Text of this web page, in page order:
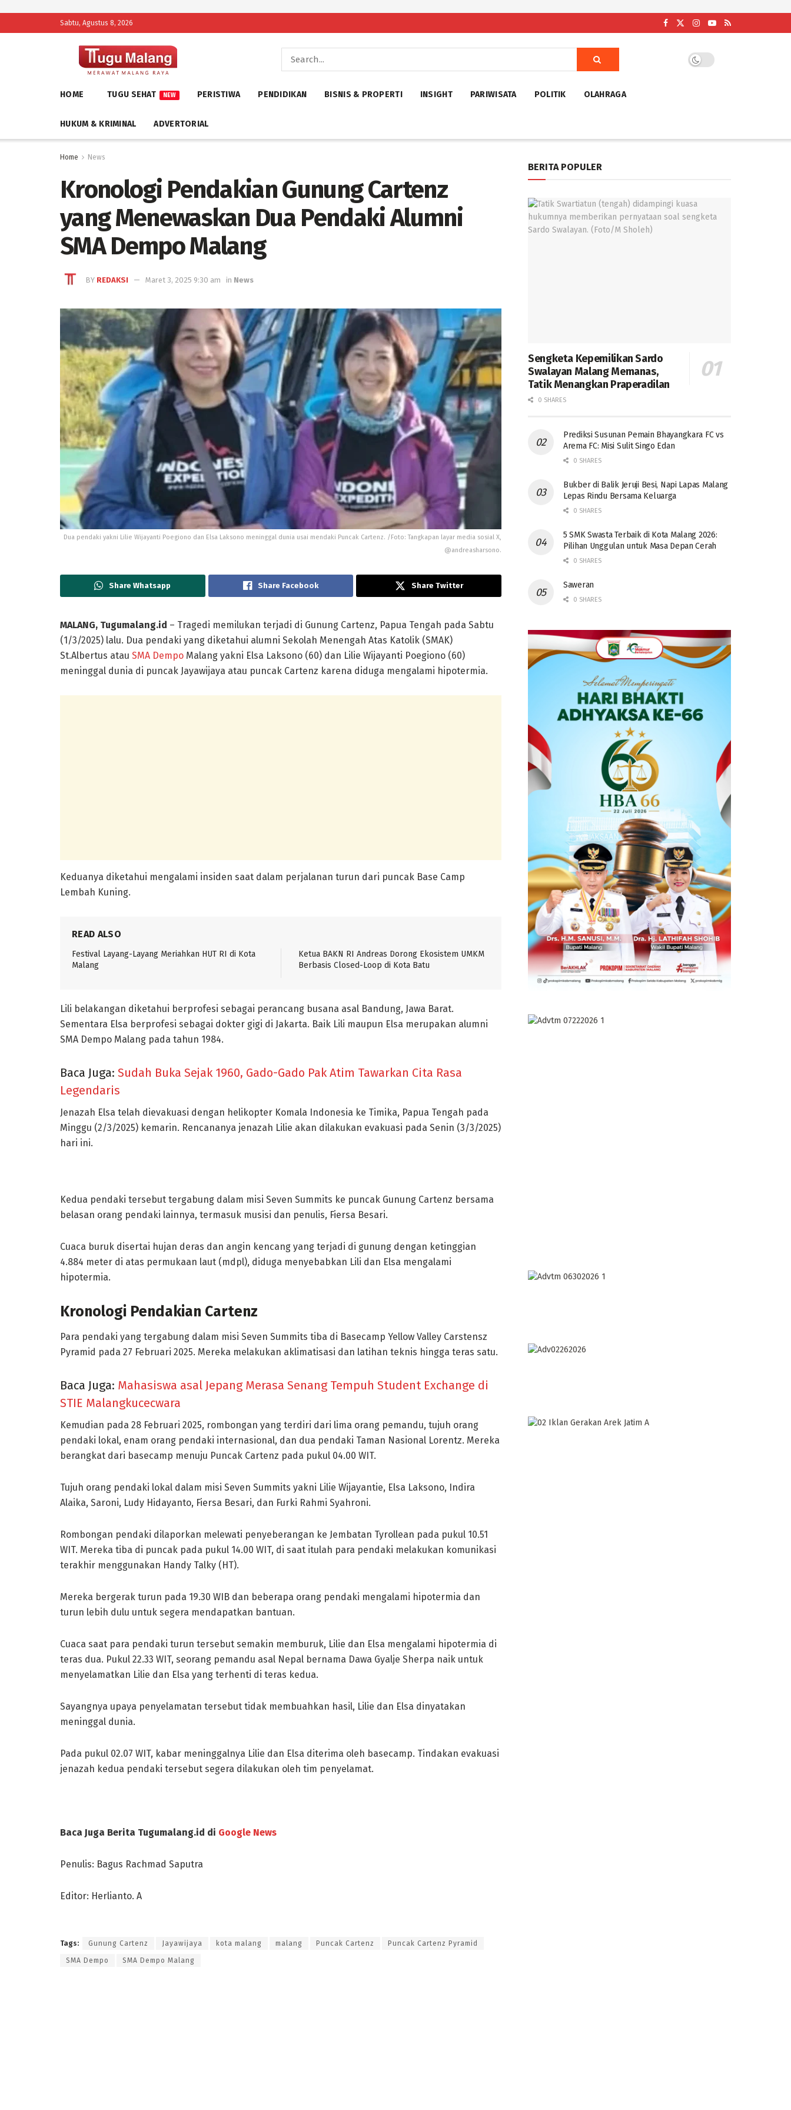
Sabtu, Agustus 8, 2026
HOME TUGU SEHAT NEW PERISTIWA PENDIDIKAN BISNIS & PROPERTI INSIGHT PARIWISATA POLITIK OLAHRAGA
HUKUM & KRIMINAL ADVERTORIAL
Home News
Kronologi Pendakian Gunung Cartenz
yang Menewaskan Dua Pendaki Alumni
SMA Dempo Malang
BY REDAKSI Maret 3, 2025 9:30 am in News
Dua pendaki yakni Lilie Wijayanti Poegiono dan Elsa Laksono meninggal dunia usai mendaki Puncak Cartenz. /Foto: Tangkapan layar media sosial X,
@andreasharsono.
Share Whatsapp Share Facebook Share Twitter
MALANG, Tugumalang.id – Tragedi memilukan terjadi di Gunung Cartenz, Papua Tengah pada Sabtu
(1/3/2025) lalu. Dua pendaki yang diketahui alumni Sekolah Menengah Atas Katolik (SMAK)
St.Albertus atau SMA Dempo Malang yakni Elsa Laksono (60) dan Lilie Wijayanti Poegiono (60)
meninggal dunia di puncak Jayawijaya atau puncak Cartenz karena diduga mengalami hipotermia.
Keduanya diketahui mengalami insiden saat dalam perjalanan turun dari puncak Base Camp
Lembah Kuning.
READ ALSO
Festival Layang-Layang Meriahkan HUT RI di Kota
Malang
Ketua BAKN RI Andreas Dorong Ekosistem UMKM
Berbasis Closed-Loop di Kota Batu
Lili belakangan diketahui berprofesi sebagai perancang busana asal Bandung, Jawa Barat.
Sementara Elsa berprofesi sebagai dokter gigi di Jakarta. Baik Lili maupun Elsa merupakan alumni
SMA Dempo Malang pada tahun 1984.
Baca Juga: Sudah Buka Sejak 1960, Gado-Gado Pak Atim Tawarkan Cita Rasa
Legendaris
Jenazah Elsa telah dievakuasi dengan helikopter Komala Indonesia ke Timika, Papua Tengah pada
Minggu (2/3/2025) kemarin. Rencananya jenazah Lilie akan dilakukan evakuasi pada Senin (3/3/2025)
hari ini.
Kedua pendaki tersebut tergabung dalam misi Seven Summits ke puncak Gunung Cartenz bersama
belasan orang pendaki lainnya, termasuk musisi dan penulis, Fiersa Besari.
Cuaca buruk disertai hujan deras dan angin kencang yang terjadi di gunung dengan ketinggian
4.884 meter di atas permukaan laut (mdpl), diduga menyebabkan Lili dan Elsa mengalami
hipotermia.
Kronologi Pendakian Cartenz
Para pendaki yang tergabung dalam misi Seven Summits tiba di Basecamp Yellow Valley Carstensz
Pyramid pada 27 Februari 2025. Mereka melakukan aklimatisasi dan latihan teknis hingga teras satu.
Baca Juga: Mahasiswa asal Jepang Merasa Senang Tempuh Student Exchange di
STIE Malangkucecwara
Kemudian pada 28 Februari 2025, rombongan yang terdiri dari lima orang pemandu, tujuh orang
pendaki lokal, enam orang pendaki internasional, dan dua pendaki Taman Nasional Lorentz. Mereka
berangkat dari basecamp menuju Puncak Cartenz pada pukul 04.00 WIT.
Tujuh orang pendaki lokal dalam misi Seven Summits yakni Lilie Wijayantie, Elsa Laksono, Indira
Alaika, Saroni, Ludy Hidayanto, Fiersa Besari, dan Furki Rahmi Syahroni.
Rombongan pendaki dilaporkan melewati penyeberangan ke Jembatan Tyrollean pada pukul 10.51
WIT. Mereka tiba di puncak pada pukul 14.00 WIT, di saat itulah para pendaki melakukan komunikasi
terakhir menggunakan Handy Talky (HT).
Mereka bergerak turun pada 19.30 WIB dan beberapa orang pendaki mengalami hipotermia dan
turun lebih dulu untuk segera mendapatkan bantuan.
Cuaca saat para pendaki turun tersebut semakin memburuk, Lilie dan Elsa mengalami hipotermia di
teras dua. Pukul 22.33 WIT, seorang pemandu asal Nepal bernama Dawa Gyalje Sherpa naik untuk
menyelamatkan Lilie dan Elsa yang terhenti di teras kedua.
Sayangnya upaya penyelamatan tersebut tidak membuahkan hasil, Lilie dan Elsa dinyatakan
meninggal dunia.
Pada pukul 02.07 WIT, kabar meninggalnya Lilie dan Elsa diterima oleh basecamp. Tindakan evakuasi
jenazah kedua pendaki tersebut segera dilakukan oleh tim penyelamat.
Baca Juga Berita Tugumalang.id di Google News
Penulis: Bagus Rachmad Saputra
Editor: Herlianto. A
Tags: Gunung Cartenz Jayawijaya kota malang malang Puncak Cartenz Puncak Cartenz Pyramid
SMA Dempo SMA Dempo Malang
BERITA POPULER
Sengketa Kepemilikan Sardo
Swalayan Malang Memanas,
Tatik Menangkan Praperadilan
0 SHARES
Prediksi Susunan Pemain Bhayangkara FC vs
Arema FC: Misi Sulit Singo Edan
0 SHARES
Bukber di Balik Jeruji Besi, Napi Lapas Malang
Lepas Rindu Bersama Keluarga
0 SHARES
5 SMK Swasta Terbaik di Kota Malang 2026:
Pilihan Unggulan untuk Masa Depan Cerah
0 SHARES
Saweran
0 SHARES